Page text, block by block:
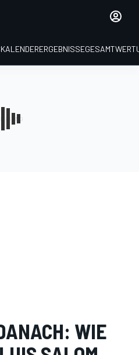
KALENDERERGEBNISSE
WIE